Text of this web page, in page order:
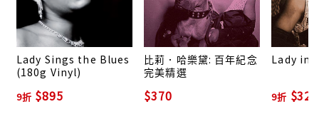
Lady Sings the Blues
(180g Vinyl)
9折 $895
比莉．哈樂黛: 百年紀念
完美精選
$370
Lady in
9折 $328